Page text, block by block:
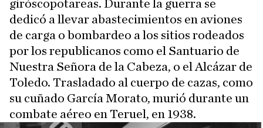
giróscopotareas. Durante la guerra se
dedicó a llevar abastecimientos en aviones
de carga o bombardeo a los sitios rodeados
por los republicanos como el Santuario de
Nuestra Señora de la Cabeza, o el Alcázar de
Toledo. Trasladado al cuerpo de cazas, como
su cuñado García Morato, murió durante un
combate aéreo en Teruel, en 1938.